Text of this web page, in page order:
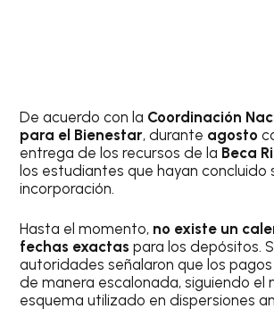
De acuerdo con la Coordinación
para el Bienestar, durante agosto
entrega de los recursos de la Beca
los estudiantes que hayan concluido
incorporación.
Hasta el momento, no existe un
fechas exactas para los depósitos.
autoridades señalaron que los
de manera escalonada, siguiendo el
esquema utilizado en dispersiones